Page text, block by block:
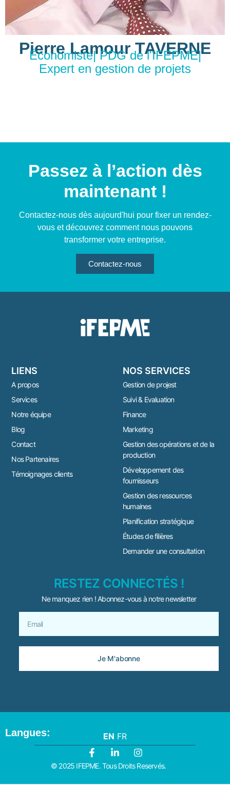
Pierre Lamour TAVERNE
Économiste| PDG de l'IFEPME|
Expert en gestion de projets
Passez à l’action dès
maintenant !
Contactez-nous dès aujourd'hui pour fixer un rendez-
vous et découvrez comment nous pouvons
transformer votre entreprise.
Contactez-nous
LIENS
A propos
Services
Notre équipe
Blog
Contact
Nos Partenaires
Témoignages clients
NOS SERVICES
Gestion de projest
Suivi & Evaluation
Finance
Marketing
Gestion des opérations et de la
production
Développement des
fournisseurs
Gestion des ressources
humaines
Planification stratégique
Études de filières
Demander une consultation
RESTEZ CONNECTÉS !
Ne manquez rien ! Abonnez-vous à notre newsletter
Je M'abonne
Langues: EN FR
© 2025 IFEPME. Tous Droits Reservés.